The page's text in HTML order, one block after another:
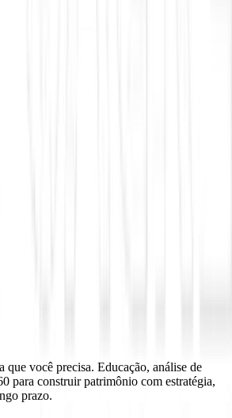
que você precisa. Educação, análise de
para construir patrimônio com estratégia,
prazo.